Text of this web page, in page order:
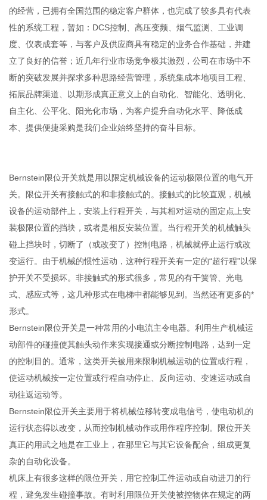
的经营，已拥有全国范围的稳定客户群体，也完成了较多具有代表
性的系统工程，暂如：DCS控制、高压变频、烟气监测、工业调
度、仪表成套等，与客户及供应商具有稳定的业务合作基础，并建
立了良好的信誉；近几年行业市场竞争极其激烈，公司在市场中不
断的突破发展并探求多种思路经营管理，系统集成本地项目工程、
拓展品牌渠道、以期形成真正意义上的自动化、智能化、透明化、
自主化、公平化、阳光化市场，为客户提升自动化水平、降低成
本、提供便捷采购是我们企业始终坚持的奋斗目标。
Bernstein限位开关就是用以限定机械设备的运动极限位置的电气开
关。限位开关有接触式的和非接触式的。接触式的比较直观，机械
设备的运动部件上，安装上行程开关，与其相对运动的固定点上安
装极限位置的挡块，或者是相反安装位置。当行程开关的机械触头
碰上挡块时，切断了（或改变了）控制电路，机械就停止运行或改
变运行。由于机械的惯性运动，这种行程开关有一定的“超行程”以保
护开关不受损坏。非接触式的形式很多，常见的有干簧管、光电
式、感应式等，这几种形式在电梯中都能够见到。当然还有更多的*
形式。
Bernstein限位开关是一种常用的小电流主令电器。利用生产机械运
动部件的碰撞使其触头动作来实现接通或分断控制电路，达到一定
的控制目的。通常，这类开关被用来限制机械运动的位置或行程，
使运动机械按一定位置或行程自动停止、反向运动、变速运动或自
动往返运动等。
Bernstein限位开关主要用于将机械位移转变成电信号，使电动机的
运行状态得以改变，从而控制机械动作或用作程序控制。限位开关
真正的用武之地是在工业上，在那里它与其它设备配合，组成更复
杂的自动化设备。
机床上有很多这样的限位开关，用它控制工件运动或自动进刀的行
程，避免发生碰撞事故。有时利用限位开关使被控物体在规定的两